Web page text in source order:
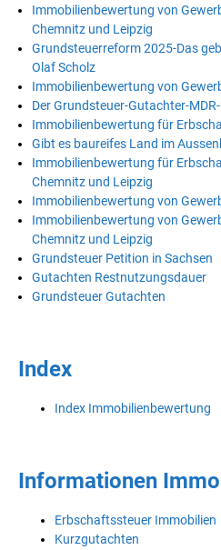
Immobilienbewertung von
Chemnitz und Leipzig
Grundsteuerreform 2025-Das
Olaf Scholz
Immobilienbewertung von
Der Grundsteuer-Gutachter-
Immobilienbewertung für
Gibt es baureifes Land im
Immobilienbewertung für
Chemnitz und Leipzig
Immobilienbewertung von
Immobilienbewertung von
Chemnitz und Leipzig
Grundsteuer Petition in Sachsen
Gutachten Restnutzungsdauer
Grundsteuer Gutachten
Index
Index Immobilienbewertung
Informationen
Erbschaftssteuer Immobilien
Kurzgutachten